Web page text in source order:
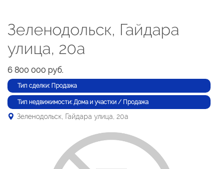
Зеленодольск, Гайдара
улица, 20а
6 800 000 руб.
Тип сделки: Продажа
Тип недвижимости: Дома и участки / Продажа
Зеленодольск, Гайдара улица, 20а